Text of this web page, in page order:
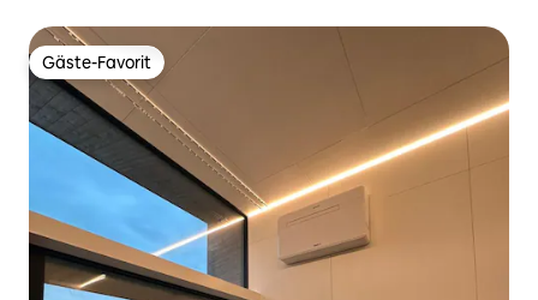
Gäste-Favorit
Gäste-Favorit